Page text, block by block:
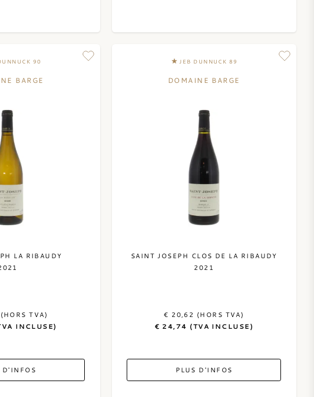
90
BARGE
LA RIBAUDY
TVA)
INCLUSE)
D'INFOS
JEB DUNNUCK 89
DOMAINE BARGE
SAINT JOSEPH CLOS DE LA RIBAUDY
2021
€ 20,62 (HORS TVA)
€ 24,74 (TVA INCLUSE)
PLUS D'INFOS